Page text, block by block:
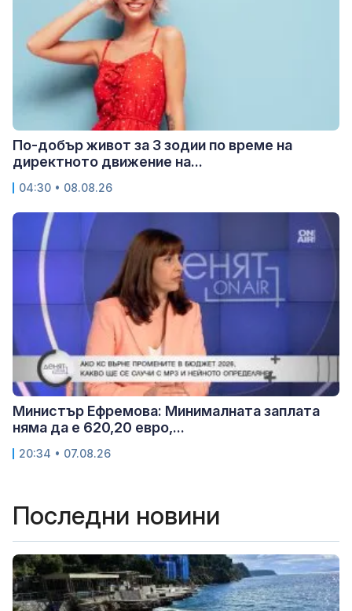
По-добър живот за 3 зодии по време на
директното движение на...
04:30 • 08.08.26
Министър Ефремова: Минималната заплата
няма да е 620,20 евро,...
20:34 • 07.08.26
Последни новини